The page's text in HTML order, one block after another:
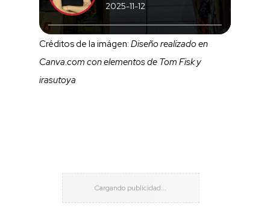
2025-11-12
Créditos de la imágen: Diseño realizado en
Canva.com con elementos de Tom Fisk y
irasutoya